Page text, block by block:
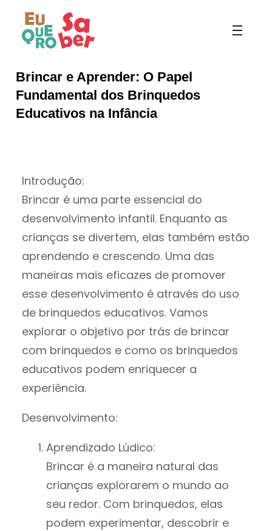
Pular
para
conteúdo
Brincar e Aprender: O Papel
Fundamental dos Brinquedos
Educativos na Infância
Introdução:
Brincar é uma parte essencial do
desenvolvimento infantil. Enquanto as
crianças se divertem, elas também estão
aprendendo e crescendo. Uma das
maneiras mais eficazes de promover
esse desenvolvimento é através do uso
de brinquedos educativos. Vamos
explorar o objetivo por trás de brincar
com brinquedos e como os brinquedos
educativos podem enriquecer a
experiência.
Desenvolvimento:
Aprendizado Lúdico:
Brincar é a maneira natural das
crianças explorarem o mundo ao
seu redor. Com brinquedos, elas
podem experimentar, descobrir e